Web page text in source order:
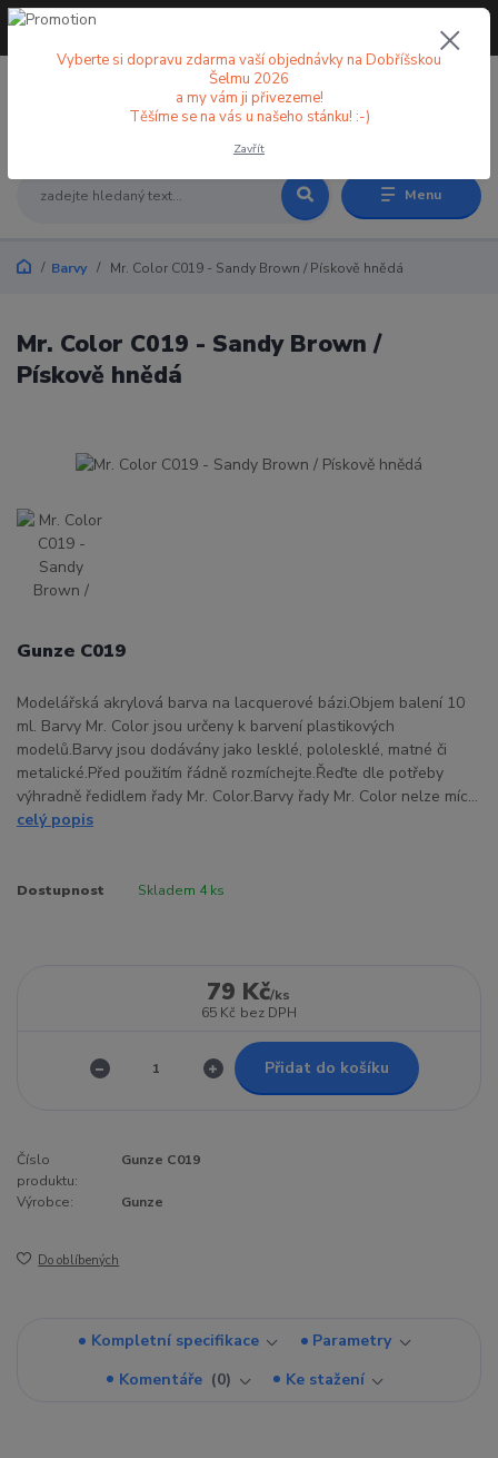
Menu
+420 773 998 582
Barvy Mr. Color C019 - Sandy Brown / Pískově hnědá
Mr. Color C019 - Sandy Brown /
Pískově hnědá
Gunze C019
Modelářská akrylová barva na lacquerové bázi.Objem balení 10
ml. Barvy Mr. Color jsou určeny k barvení plastikových
modelů.Barvy jsou dodávány jako lesklé, pololesklé, matné či
metalické.Před použitím řádně rozmíchejte.Řeďte dle potřeby
výhradně ředidlem řady Mr. Color.Barvy řady Mr. Color nelze míc...
celý popis
Dostupnost Skladem 4 ks
79 Kč/ks
65 Kč bez DPH
Přidat do košíku
Číslo
produktu:
Gunze C019
Výrobce: Gunze
Do oblíbených
Kompletní specifikace
Parametry
Komentáře
0 Ke stažení
Vyberte si dopravu zdarma vaší objednávky na Dobříšskou
Šelmu 2026
a my vám ji přivezeme!
Těšíme se na vás u našeho stánku! :-)
Zavřít